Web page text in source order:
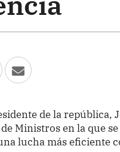
de la república,
Ministros en la que
lucha más eficiente